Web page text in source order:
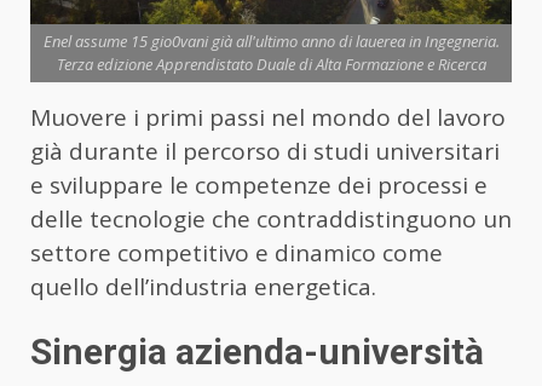
Enel assume 15 gio0vani già all'ultimo anno di lauerea in Ingegneria.
Terza edizione Apprendistato Duale di Alta Formazione e Ricerca
Muovere i primi passi nel mondo del lavoro
già durante il percorso di studi universitari
e sviluppare le competenze dei processi e
delle tecnologie che contraddistinguono un
settore competitivo e dinamico come
quello dell’industria energetica.
Sinergia azienda-università